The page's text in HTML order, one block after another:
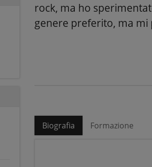
rock, ma ho
genere preferito, ma mi
Biografia Formazione